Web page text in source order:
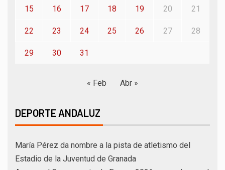
15 16 17 18 19 20 21
22 23 24 25 26 27 28
29 30 31
« Feb Abr »
DEPORTE ANDALUZ
María Pérez da nombre a la pista de atletismo del
Estadio de la Juventud de Granada